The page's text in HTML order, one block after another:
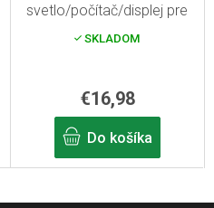
svetlo/počítač/displej pre
Ultimate 6
SKLADOM
€16,98
Do košíka